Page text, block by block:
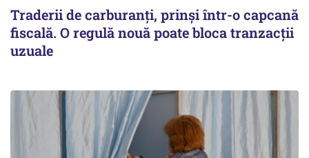
Traderii de carburanți, prinși într-o capcană
fiscală. O regulă nouă poate bloca tranzacții
uzuale